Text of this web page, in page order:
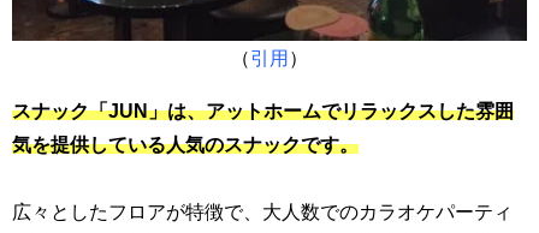
（引用 ）
スナック「JUN」は、アットホームでリラックスした雰囲
気を提供している人気のスナックです。
広々としたフロアが特徴で、大人数でのカラオケパーティ